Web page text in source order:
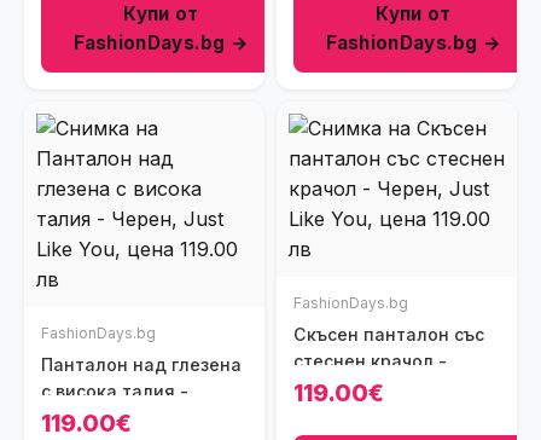
Купи от
FashionDays.bg →
Купи от
FashionDays.bg →
FashionDays.bg
Панталон над глезена
с висока талия -
Черен
119.00€
FashionDays.bg
Скъсен панталон със
стеснен крачол -
Черен
119.00€